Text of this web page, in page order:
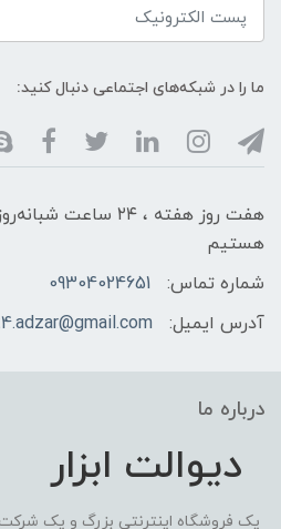
ما را در شبکه‌های اجتماعی دنبال کنید:
هفت روز هفته ، ۲۴
هستیم
شماره تماس:
09304024651
آدرس ایمیل:
درباره ما
دیوالت ابزار
یک فروشگاه اینترنتی بزرگ و یک شرکت